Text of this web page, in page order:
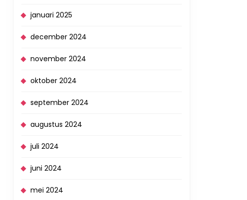
januari 2025
december 2024
november 2024
oktober 2024
september 2024
augustus 2024
juli 2024
juni 2024
mei 2024